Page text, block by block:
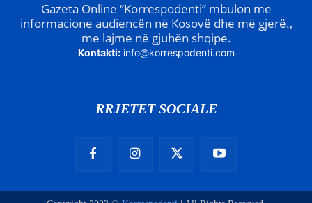
Gazeta Online “Korrespodenti” mbulon me
informacione audiencën në Kosovë dhe më gjerë.,
me lajme në gjuhën shqipe.
Kontakti: info@korrespodenti.com
RRJETET SOCIALE